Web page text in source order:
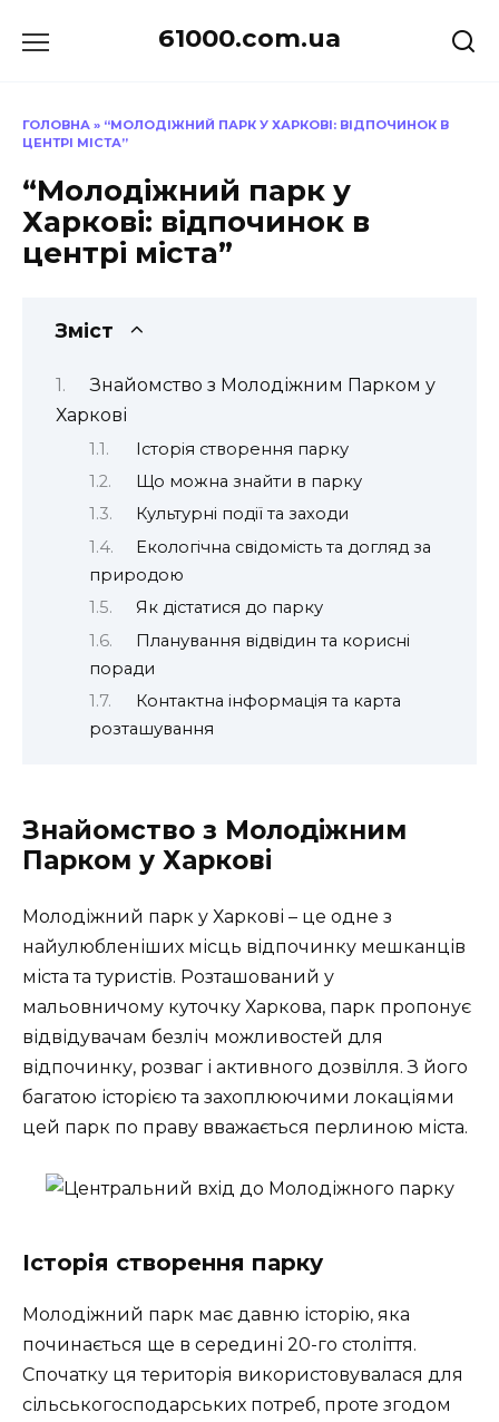
до
61000.com.ua
ГОЛОВНА » “МОЛОДІЖНИЙ ПАРК У ХАРКОВІ: ВІДПОЧИНОК В
ЦЕНТРІ МІСТА”
“Молодіжний парк у
Харкові: відпочинок в
центрі міста”
Зміст
Знайомство з Молодіжним Парком у
Харкові
Історія створення парку
Що можна знайти в парку
Культурні події та заходи
Екологічна свідомість та догляд за
природою
Як дістатися до парку
Планування відвідин та корисні
поради
Контактна інформація та карта
розташування
Знайомство з Молодіжним
Парком у Харкові
Молодіжний парк у Харкові – це одне з
найулюбленіших місць відпочинку мешканців
міста та туристів. Розташований у
мальовничому куточку Харкова, парк пропонує
відвідувачам безліч можливостей для
відпочинку, розваг і активного дозвілля. З його
багатою історією та захоплюючими локаціями
цей парк по праву вважається перлиною міста.
Історія створення парку
Молодіжний парк має давню історію, яка
починається ще в середині 20-го століття.
Спочатку ця територія використовувалася для
сільськогосподарських потреб, проте згодом